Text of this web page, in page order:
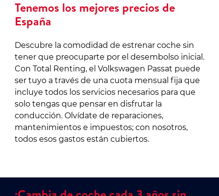
Tenemos los mejores precios de
España
Descubre la comodidad de estrenar coche sin
tener que preocuparte por el desembolso inicial.
Con Total Renting, el Volkswagen Passat puede
ser tuyo a través de una cuota mensual fija que
incluye todos los servicios necesarios para que
solo tengas que pensar en disfrutar la
conducción. Olvídate de reparaciones,
mantenimientos e impuestos; con nosotros,
todos esos gastos están cubiertos.